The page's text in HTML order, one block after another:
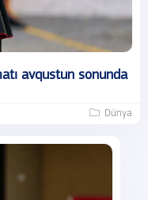
avqustun sonunda
Dünya